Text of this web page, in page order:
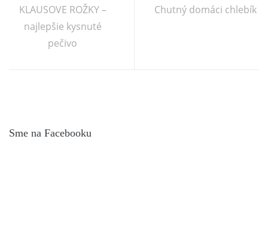
KLAUSOVE ROŽKY –
najlepšie kysnuté
pečivo
Chutný domáci chlebík
Sme na Facebooku